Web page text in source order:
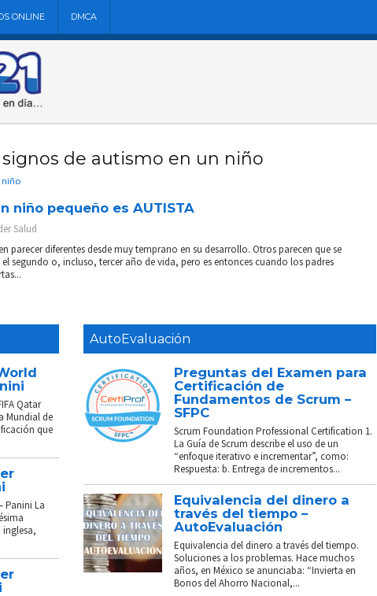
ONLINE DMCA
de autismo en un niño
niño
niño pequeño es AUTISTA
Salud
parecer diferentes desde muy temprano en su desarrollo. Otros parecen que se
segundo o, incluso, tercer año de vida, pero es entonces cuando los padres
Qatar
Mundial de
que
Panini La
AutoEvaluación
Preguntas del Examen para
Certificación de
Fundamentos de Scrum –
SFPC
Scrum Foundation Professional Certification 1.
La Guía de Scrum describe el uso de un
“enfoque iterativo e incrementar”, como:
Respuesta: b. Entrega de incrementos...
Equivalencia del dinero a
través del tiempo –
AutoEvaluación
Equivalencia del dinero a través del tiempo.
Soluciones a los problemas. Hace muchos
años, en México se anunciaba: “Invierta en
Bonos del Ahorro Nacional,...